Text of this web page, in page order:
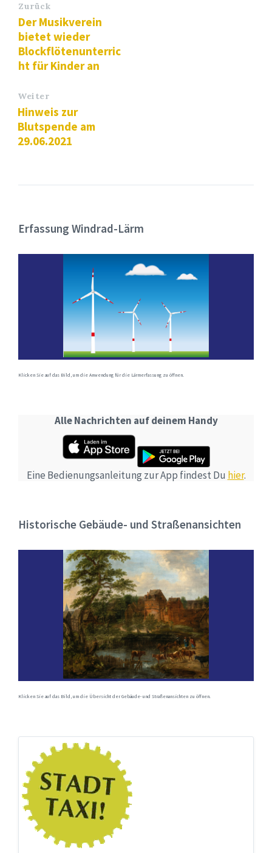
Zurück
Der Musikverein
bietet wieder
Blockflötenunterric
ht für Kinder an
Weiter
Hinweis zur
Blutspende am
29.06.2021
Erfassung Windrad-Lärm
Klicken Sie auf das Bild, um die Anwendung für die Lärmerfassung zu öffnen.
Alle Nachrichten auf deinem Handy
Eine Bedienungsanleitung zur App findest Du hier.
Historische Gebäude- und Straßenansichten
Klicken Sie auf das Bild, um die Übersicht der Gebäude- und Straßenansichten zu öffnen.